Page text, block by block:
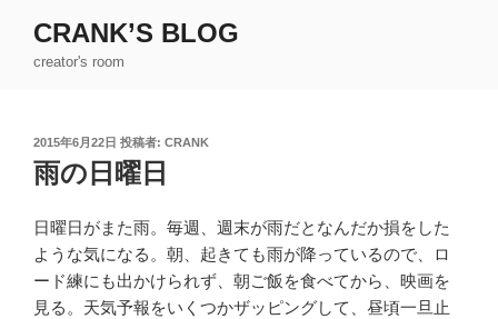
CRANK’S BLOG
creator's room
投
稿
日:
2015年6月22日 投稿者: CRANK
雨の日曜日
日曜日がまた雨。毎週、週末が雨だとなんだか損をした
ような気になる。朝、起きても雨が降っているので、ロ
ード練にも出かけられず、朝ご飯を食べてから、映画を
見る。天気予報をいくつかザッピングして、昼頃一旦止